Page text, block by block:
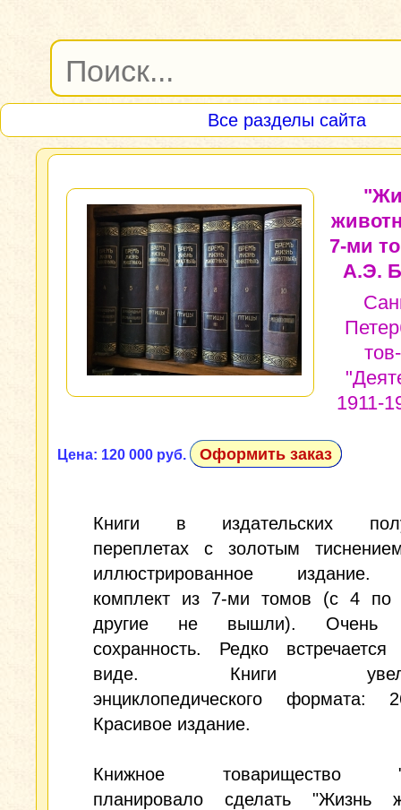
Все разделы сайта
7-ми
А.Э.
1911-
Цена: 120 000 руб. Оформить заказ
Книги в издательских
переплетах с золотым
иллюстрированное
комплект из 7-ми томов (с 4 по
другие не вышли). Очень
сохранность. Редко
виде. Книги
энциклопедического формата:
Красивое издание.
Книжное товарищество
планировало сделать "Жизнь